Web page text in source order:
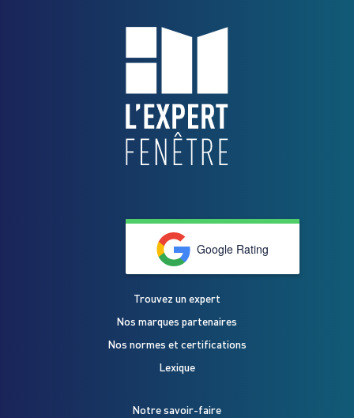
Google Rating
Trouvez un expert
Nos marques partenaires
Nos normes et certifications
Lexique
Notre savoir-faire